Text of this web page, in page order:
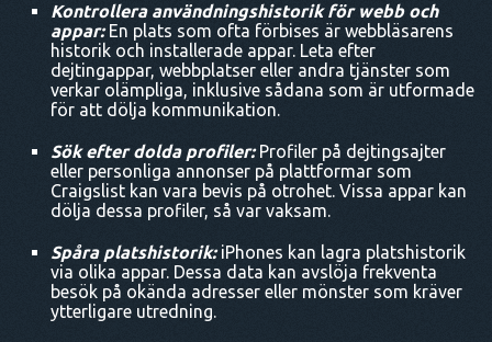
Kontrollera användningshistorik för webb och
appar:En plats som ofta förbises är webbläsarens
historik och installerade appar. Leta efter
dejtingappar, webbplatser eller andra tjänster som
verkar olämpliga, inklusive sådana som är utformade
för att dölja kommunikation.
Sök efter dolda profiler:Profiler på dejtingsajter
eller personliga annonser på plattformar som
Craigslist kan vara bevis på otrohet. Vissa appar kan
dölja dessa profiler, så var vaksam.
Spåra platshistorik:iPhones kan lagra platshistorik
via olika appar. Dessa data kan avslöja frekventa
besök på okända adresser eller mönster som kräver
ytterligare utredning.